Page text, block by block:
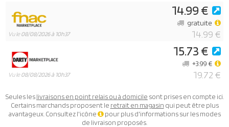
Vu le08/08/2026 à 10h37
14.99 €
14.99 €
gratuite
Vu le08/08/2026 à 10h37
15.73 €
19.72 €
+3.99 €
Seules leslivraisons en point relais ou à domicile sont prises en compte ici.
Certains marchands proposent le retrait en magasin qui peut être plus
avantageux. Consultez l'icône
pour plus d'informations sur les modes
de livraison proposés.